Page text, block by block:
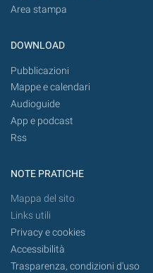
Area stampa
DOWNLOAD
Pubblicazioni
Mappe e calendari
Audioguide
App e podcast
Rss
NOTE PRATICHE
Mappa del sito
Links utili
Privacy e cookies
Accessibilità
Trasparenza, condizioni d'uso